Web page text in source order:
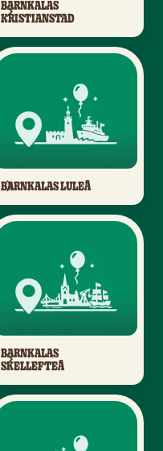
BARNKALAS
KRISTIANSTAD
BARNKALAS LULEÅ
BARNKALAS
SKELLEFTEÅ